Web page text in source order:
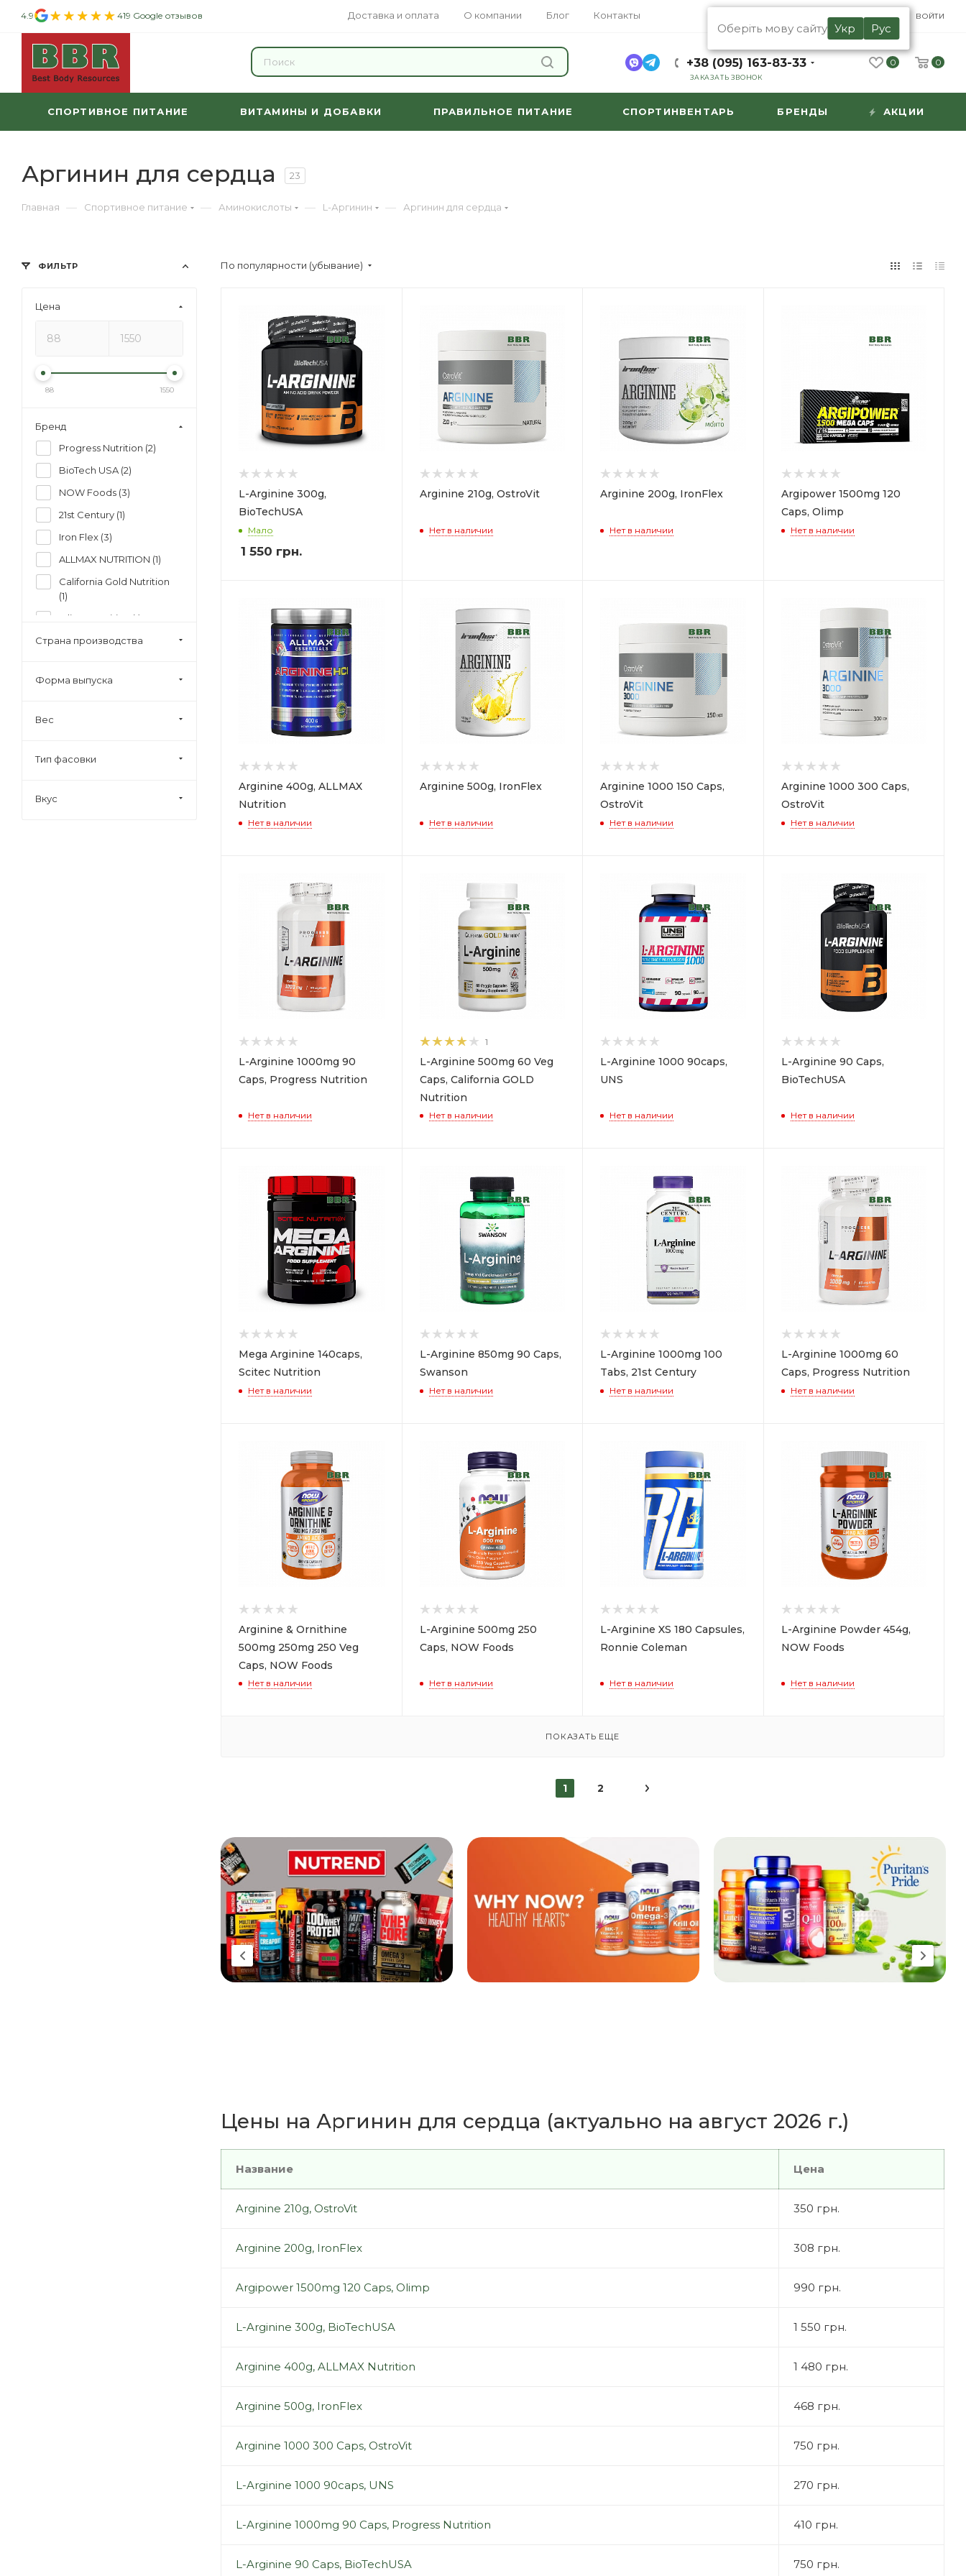
Доставка и оплата О компании Блог Контакты
4.9 419 Google отзывов RU
Оберіть мову сайту Укр Рус
ВОЙТИ
+38 (095) 163-83-33
ЗАКАЗАТЬ ЗВОНОК
0 0
СПОРТИВНОЕ ПИТАНИЕ ВИТАМИНЫ И ДОБАВКИ ПРАВИЛЬНОЕ ПИТАНИЕ СПОРТИНВЕНТАРЬ БРЕНДЫ АКЦИИ
Аргинин для сердца 23
Главная — Спортивное питание — Аминокислоты — L-Аргинин — Аргинин для сердца
По популярности (убывание)
L-Arginine 300g,
BioTechUSA
Мало
1 550 грн.
Arginine 210g, OstroVit
Нет в наличии
Arginine 200g, IronFlex
Нет в наличии
Argipower 1500mg 120
Caps, Olimp
Нет в наличии
Arginine 400g, ALLMAX
Nutrition
Нет в наличии
Arginine 500g, IronFlex
Нет в наличии
Arginine 1000 150 Caps,
OstroVit
Нет в наличии
Arginine 1000 300 Caps,
OstroVit
Нет в наличии
L-Arginine 1000mg 90
Caps, Progress Nutrition
Нет в наличии
1
L-Arginine 500mg 60 Veg
Caps, California GOLD
Nutrition
Нет в наличии
L-Arginine 1000 90caps,
UNS
Нет в наличии
L-Arginine 90 Caps,
BioTechUSA
Нет в наличии
Mega Arginine 140caps,
Scitec Nutrition
Нет в наличии
L-Arginine 850mg 90 Caps,
Swanson
Нет в наличии
L-Arginine 1000mg 100
Tabs, 21st Century
Нет в наличии
L-Arginine 1000mg 60
Caps, Progress Nutrition
Нет в наличии
Arginine & Ornithine
500mg 250mg 250 Veg
Caps, NOW Foods
Нет в наличии
L-Arginine 500mg 250
Caps, NOW Foods
Нет в наличии
L-Arginine XS 180 Capsules,
Ronnie Coleman
Нет в наличии
L-Arginine Powder 454g,
NOW Foods
Нет в наличии
ПОКАЗАТЬ ЕЩЕ
1 2
Цены на Аргинин для сердца (актуально на август 2026 г.)
Название Цена
Arginine 210g, OstroVit 350 грн.
Arginine 200g, IronFlex 308 грн.
Argipower 1500mg 120 Caps, Olimp 990 грн.
L-Arginine 300g, BioTechUSA 1 550 грн.
Arginine 400g, ALLMAX Nutrition 1 480 грн.
Arginine 500g, IronFlex 468 грн.
Arginine 1000 300 Caps, OstroVit 750 грн.
L-Arginine 1000 90caps, UNS 270 грн.
L-Arginine 1000mg 90 Caps, Progress Nutrition 410 грн.
L-Arginine 90 Caps, BioTechUSA 750 грн.
ФИЛЬТР
Цена
88 1550
Бренд
Progress Nutrition (2)
BioTech USA (2)
NOW Foods (3)
21st Century (1)
Iron Flex (3)
ALLMAX NUTRITION (1)
California Gold Nutrition
(1)
Olimp Nutrition ( )
Swanson (1)
Ronnie Coleman (
Страна производства
Форма выпуска
Вес
Тип фасовки
Вкус